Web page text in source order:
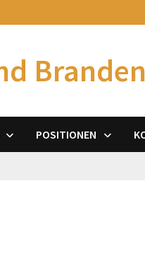
POSITIONEN